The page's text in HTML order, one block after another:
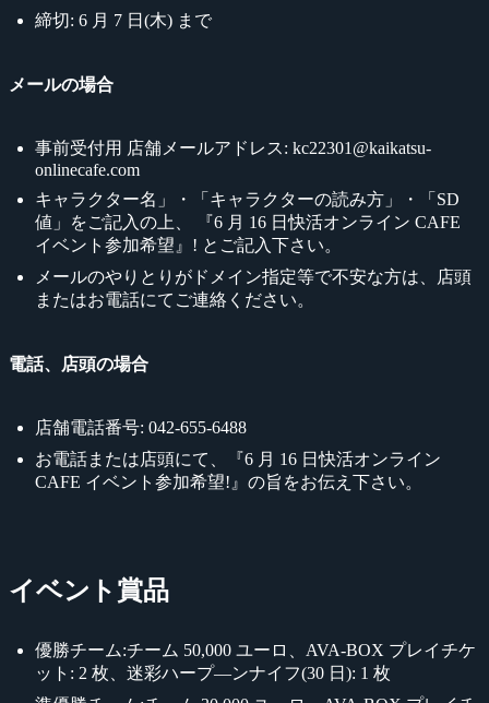
締切: 6 月 7 日(木) まで
メールの場合
事前受付用 店舗メールアドレス: kc22301@kaikatsu-
onlinecafe.com
キャラクター名」・「キャラクターの読み方」・「SD
値」をご記入の上、 『6 月 16 日快活オンライン CAFE
イベント参加希望』! とご記入下さい。
メールのやりとりがドメイン指定等で不安な方は、店頭
またはお電話にてご連絡ください。
電話、店頭の場合
店舗電話番号: 042-655-6488
お電話または店頭にて、『6 月 16 日快活オンライン
CAFE イベント参加希望!』の旨をお伝え下さい。
イベント賞品
優勝チーム:チーム 50,000 ユーロ、AVA-BOX プレイチケ
ット: 2 枚、迷彩ハープ―ンナイフ(30 日): 1 枚